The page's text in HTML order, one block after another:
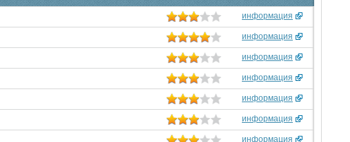
информация
информация
информация
информация
информация
информация
информация